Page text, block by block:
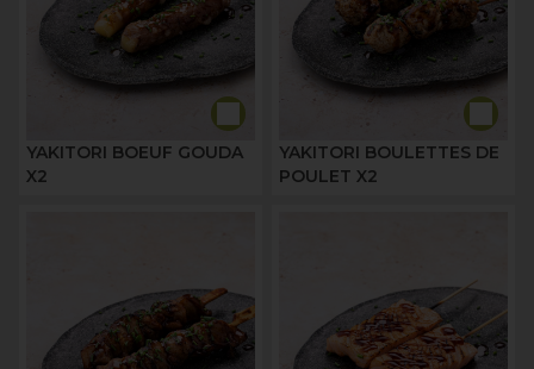
YAKITORI BOEUF GOUDA
X2
YAKITORI BOULETTES DE
POULET X2